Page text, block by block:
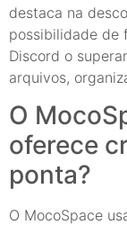
destaca na
possibilidade de
Discord o
arquivos,
O
oferece
ponta?
O MocoSpace